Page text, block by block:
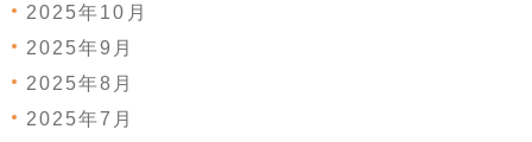
2025年10月
2025年9月
2025年8月
2025年7月